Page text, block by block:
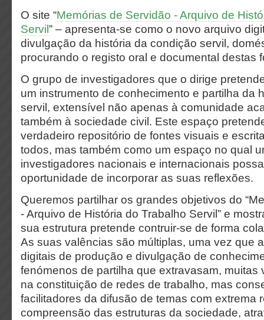
O site “Memórias de Servidão - Arquivo de
Servil ” – apresenta-se como o novo arquivo
divulgação da história da condição servil,
procurando o registo oral e documental destas
O grupo de investigadores que o dirige
um instrumento de conhecimento e partilha da
servil, extensível não apenas à comunidade
também à sociedade civil. Este espaço
verdadeiro repositório de fontes visuais e
todos, mas também como um espaço no qual
investigadores nacionais e internacionais
oportunidade de incorporar as suas reflexões.
Queremos partilhar os grandes objetivos do
- Arquivo de História do Trabalho Servil” e
sua estrutura pretende contruir-se de forma
As suas valências são múltiplas, uma vez que
digitais de produção e divulgação de
fenómenos de partilha que extravasam, muitas
na constituição de redes de trabalho, mas
facilitadores da difusão de temas com extrema
compreensão das estruturas da sociedade,